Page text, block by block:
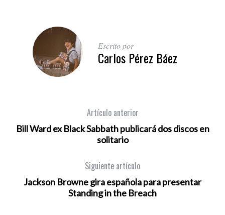
Escrito por
Carlos Pérez Báez
Artículo anterior
Bill Ward ex Black Sabbath publicará dos discos en
solitario
Siguiente artículo
Jackson Browne gira española para presentar
Standing in the Breach